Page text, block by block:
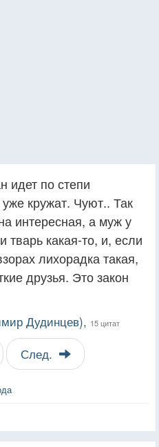
идет по степи
кружат. Чуют.. Так
интересная, а муж у
тварь какая-то, и, если
лихорадка такая,
друзья. Это закон
Дудинцев), 15 цитат
След.